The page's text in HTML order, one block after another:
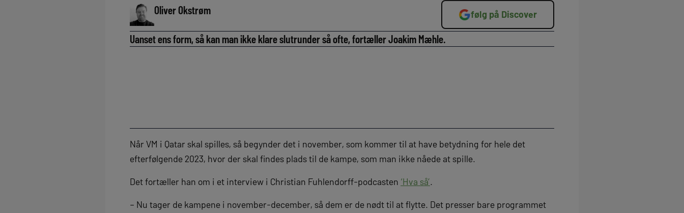
Oliver Okstrøm følg på Discover
Uanset ens form, så kan man ikke klare slutrunder så ofte, fortæller Joakim Mæhle.
Når VM i Qatar skal spilles, så begynder det i november, som kommer til at have betydning for hele det
efterfølgende 2023, hvor der skal findes plads til de kampe, som man ikke nåede at spille.
Det fortæller han om i et interview i Christian Fuhlendorff-podcasten ‘Hva så’.
– Nu tager de kampene i november-december, så dem er de nødt til at flytte. Det presser bare programmet